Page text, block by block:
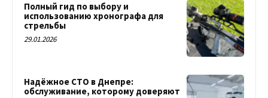
Полный гид по выбору и
использованию хронографа для
стрельбы
29.01.2026
Надёжное СТО в Днепре:
обслуживание, которому доверяют